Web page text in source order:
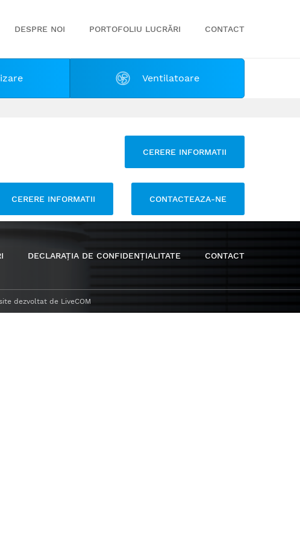
DESPRE NOI PORTOFOLIU LUCRĂRI CONTACT
Ventilatoare
CERERE INFORMATII
CERERE INFORMATII CONTACTEAZA-NE
DECLARAȚIA DE CONFIDENȚIALITATE CONTACT
dezvoltat de LiveCOM